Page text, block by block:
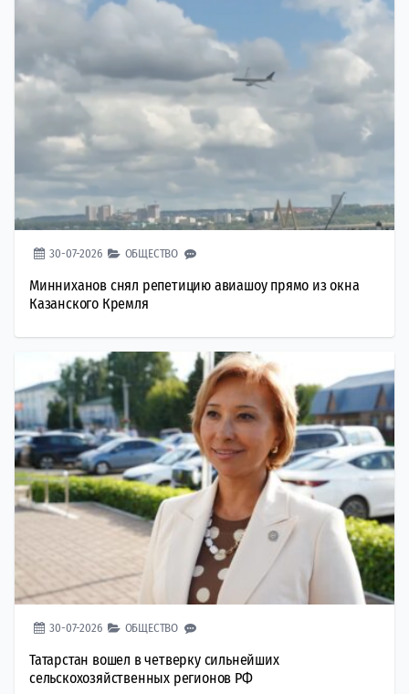
30-07-2026 ОБЩЕСТВО
Минниханов снял репетицию авиашоу прямо из окна
Казанского Кремля
30-07-2026 ОБЩЕСТВО
Татарстан вошел в четверку сильнейших
сельскохозяйственных регионов РФ